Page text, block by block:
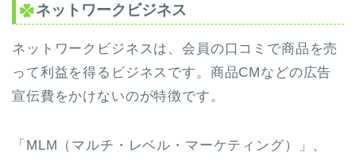
ネットワークビジネス
ネットワークビジネスは、会員の口コミで商品を売
って利益を得るビジネスです。商品CMなどの広告
宣伝費をかけないのが特徴です。
「MLM（マルチ・レベル・マーケティング）」、